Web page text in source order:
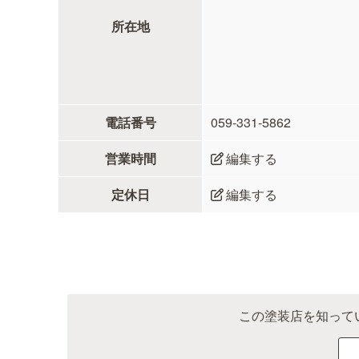
所在地
電話番号
059-331-5862
営業時間
編集する
定休日
編集する
この塗装店を知っ